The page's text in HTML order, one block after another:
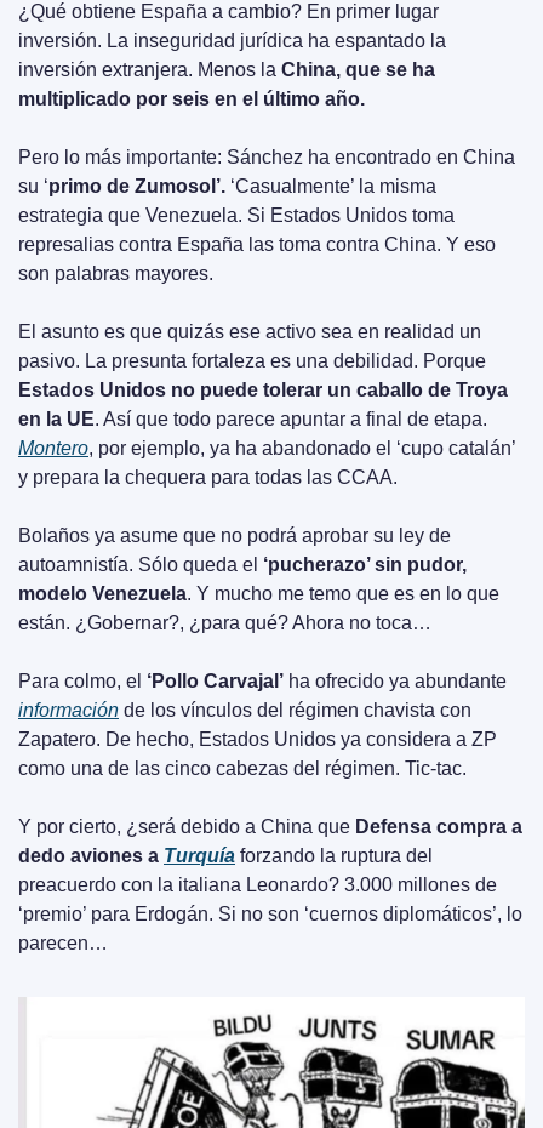
¿Qué obtiene España a cambio? En primer lugar
inversión. La inseguridad jurídica ha espantado la
inversión extranjera. Menos la China, que se ha
multiplicado por seis en el último año.
Pero lo más importante: Sánchez ha encontrado en China
su ‘primo de Zumosol’. ‘Casualmente’ la misma
estrategia que Venezuela. Si Estados Unidos toma
represalias contra España las toma contra China. Y eso
son palabras mayores.
El asunto es que quizás ese activo sea en realidad un
Estados Unidos no puede tolerar un caballo de Troya
en la UE
Montero, por ejemplo, ya ha abandonado el ‘cupo catalán’
y prepara la chequera para todas las CCAA.
Bolaños ya asume que no podrá aprobar su ley de
autoamnistía. Sólo queda el ‘pucherazo’ sin pudor,
modelo Venezuela. Y mucho me temo que es en lo que
están. ¿Gobernar?, ¿para qué? Ahora no toca…
Para colmo, el ‘Pollo Carvajal’
información de los vínculos del régimen chavista con
Zapatero. De hecho, Estados Unidos ya considera a ZP
como una de las cinco cabezas del régimen. Tic-tac.
Y por cierto, ¿será debido a China que Defensa compra a
dedo aviones a Turquía forzando la ruptura del
preacuerdo con la italiana Leonardo? 3.000 millones de
‘premio’ para Erdogán. Si no son ‘cuernos diplomáticos’, lo
parecen…